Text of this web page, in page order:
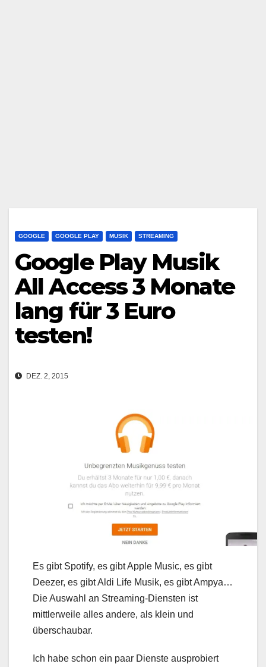
GOOGLE GOOGLE PLAY MUSIK STREAMING
Google Play Musik
All Access 3 Monate
lang für 3 Euro
testen!
DEZ. 2, 2015
Es gibt Spotify, es gibt Apple Music, es gibt
Deezer, es gibt Aldi Life Musik, es gibt Ampya…
Die Auswahl an Streaming-Diensten ist
mittlerweile alles andere, als klein und
überschaubar.
Ich habe schon ein paar Dienste ausprobiert